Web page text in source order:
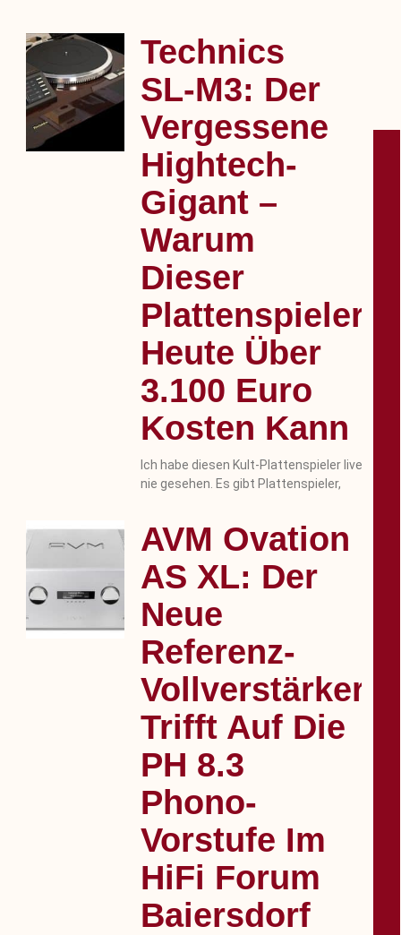
Technics
SL‑M3: Der
Vergessene
Hightech-
Gigant –
Warum
Dieser
Plattenspieler
Heute Über
3.100 Euro
Kosten Kann
Ich habe diesen Kult-Plattenspieler live
nie gesehen. Es gibt Plattenspieler,
AVM Ovation
AS XL: Der
Neue
Referenz-
Vollverstärker
Trifft Auf Die
PH 8.3
Phono-
Vorstufe Im
HiFi Forum
Baiersdorf